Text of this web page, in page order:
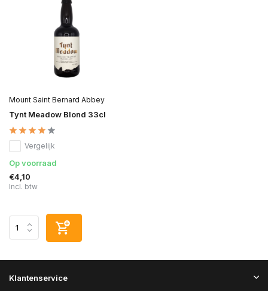
Mount Saint Bernard Abbey
Tynt Meadow Blond 33cl
Vergelijk
Op voorraad
€4,10
Incl. btw
Klantenservice